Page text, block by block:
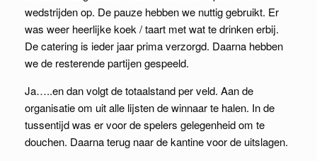
wedstrijden op. De pauze hebben we nuttig gebruikt. Er
was weer heerlijke koek / taart met wat te drinken erbij.
De catering is ieder jaar prima verzorgd. Daarna hebben
we de resterende partijen gespeeld.
Ja…..en dan volgt de totaalstand per veld. Aan de
organisatie om uit alle lijsten de winnaar te halen. In de
tussentijd was er voor de spelers gelegenheid om te
douchen. Daarna terug naar de kantine voor de uitslagen.